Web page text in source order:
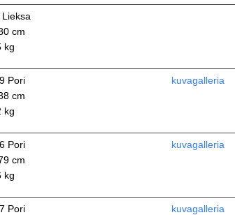
cm
kg
Pori
cm
kg
kuvagalleria
Pori
cm
kg
kuvagalleria
Pori
kuvagalleria